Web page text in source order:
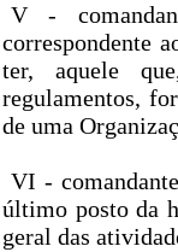
V -
correspondente
ter, aquele
regulamentos,
de uma
VI -
último posto da
geral das